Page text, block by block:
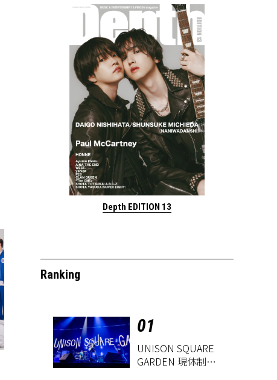
Depth EDITION 13
Ranking
01
UNISON SQUARE
GARDEN 現体制ラ